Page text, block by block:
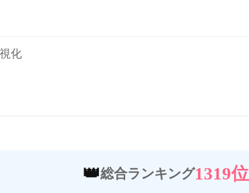
化
👑総合ランキング1319位